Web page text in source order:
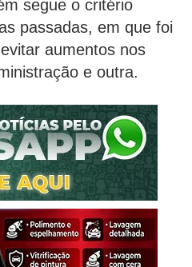
segue o critério
passadas, em que foi
aumentos nos
e outra.